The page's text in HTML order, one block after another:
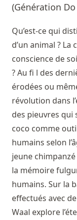
(Génération
Qu’est-ce qui
d’un animal ? La
conscience de
? Au ﬁ l des
érodées ou
révolution dans
des pieuvres qui
coco comme
humains selon
jeune
la mémoire
humains. Sur la
effectués avec
Waal explore